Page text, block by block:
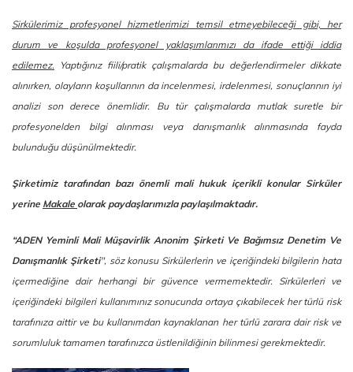
Sirkülerimiz profesyonel hizmetlerimizi temsil etmeyebileceği gibi, her
durum ve koşulda profesyonel yaklaşımlarımızı da ifade ettiği iddia
edilemez. Yaptığınız fiili/pratik çalışmalarda bu değerlendirmeler dikkate
alınırken, olayların koşullarının da incelenmesi, irdelenmesi, sonuçlarının iyi
analizi son derece önemlidir. Bu tür çalışmalarda mutlak suretle bir
profesyonelden bilgi alınması veya danışmanlık alınmasında fayda
bulunduğu düşünülmektedir.
Şirketimiz tarafından bazı önemli mali hukuk içerikli konular Sirküler
yerine Makale olarak paydaşlarımızla paylaşılmaktadır.
“ADEN Yeminli Mali Müşavirlik Anonim Şirketi Ve Bağımsız Denetim Ve
Danışmanlık Şirketi", söz konusu Sirkülerlerin ve içeriğindeki bilgilerin hata
içermediğine dair herhangi bir güvence vermemektedir. Sirkülerleri ve
içeriğindeki bilgileri kullanımınız sonucunda ortaya çıkabilecek her türlü risk
tarafınıza aittir ve bu kullanımdan kaynaklanan her türlü zarara dair risk ve
sorumluluk tamamen tarafınızca üstlenildiğinin bilinmesi gerekmektedir.